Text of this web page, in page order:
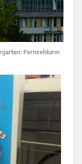
Fernsehturm